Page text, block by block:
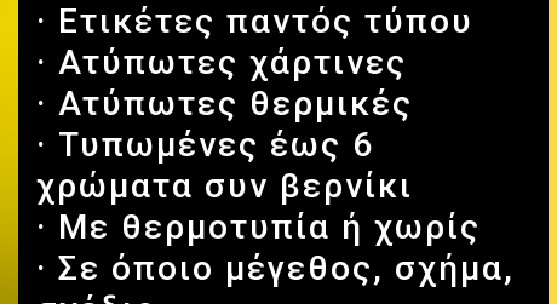
· Ετικέτες παντός τύπου
· Ατύπωτες χάρτινες
· Ατύπωτες θερμικές
· Τυπωμένες έως 6
χρώματα συν βερνίκι
· Με θερμοτυπία ή χωρίς
· Σε όποιο μέγεθος, σχήμα,